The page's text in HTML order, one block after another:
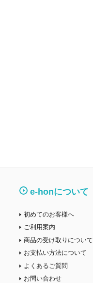
e-honについて
初めてのお客様へ
ご利用案内
商品の受け取りについて
お支払い方法について
よくあるご質問
お問い合わせ